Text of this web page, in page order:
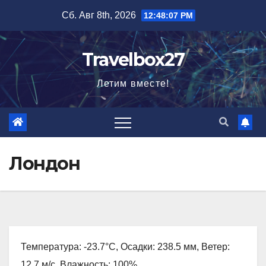
содержимому
Сб. Авг 8th, 2026 12:48:08 PM
Travelbox27
Летим вместе!
Лондон
Температура: -23.7°C, Осадки: 238.5 мм, Ветер: